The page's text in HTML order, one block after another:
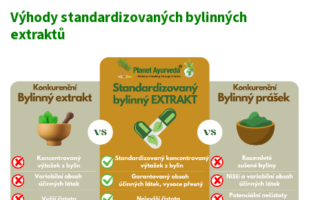
Výhody standardizovaných bylinných
extraktů